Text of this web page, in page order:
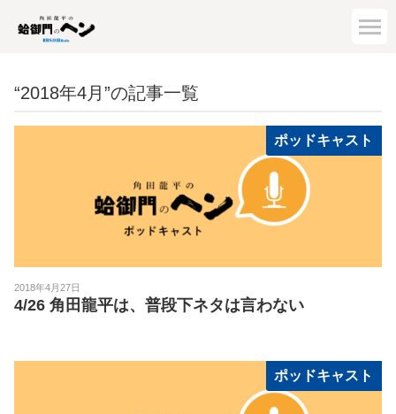
“2018年4月”の記事一覧
ポッドキャスト
2018年4月27日
4/26 角田龍平は、普段下ネタは言わない
ポッドキャスト